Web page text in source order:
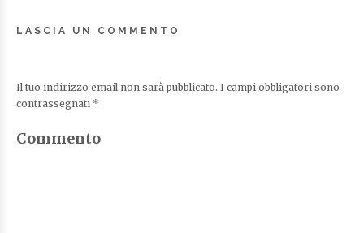
LASCIA UN COMMENTO
Il tuo indirizzo email non sarà pubblicato. I campi obbligatori sono
contrassegnati *
Commento